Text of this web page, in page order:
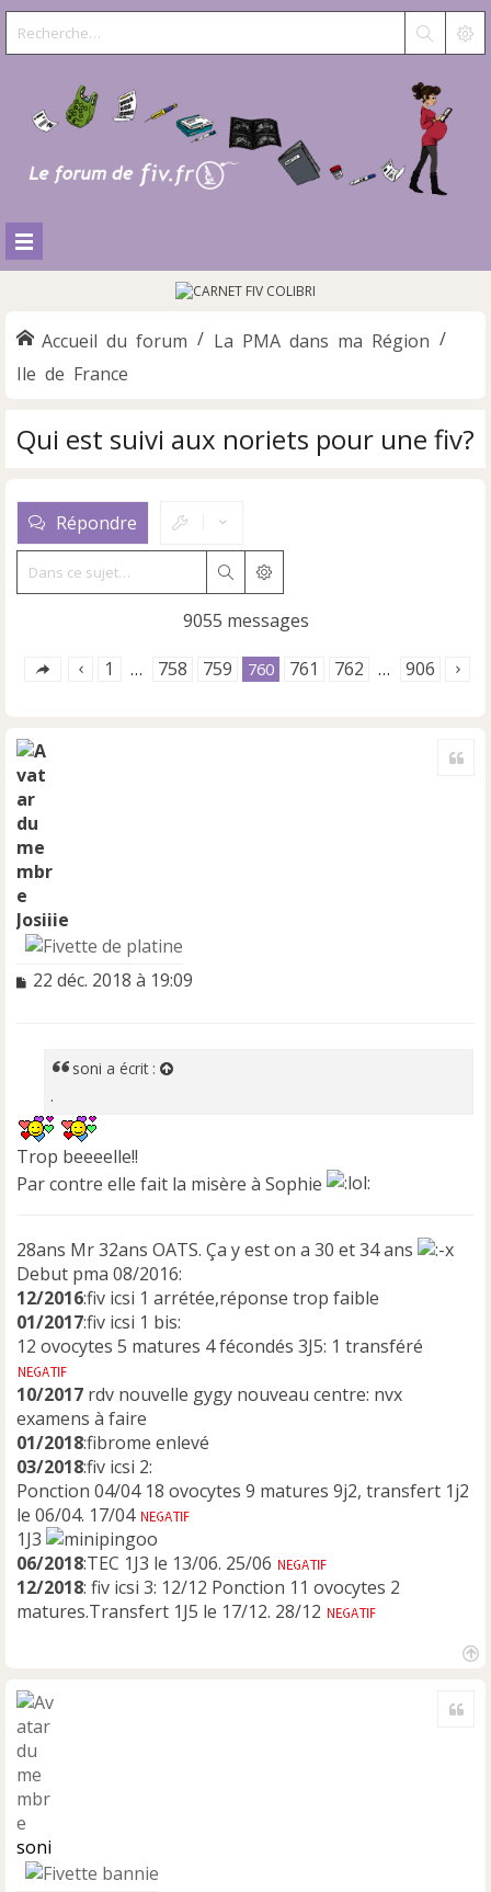
Accueil du forum
La PMA dans ma Région
Ile de France
Qui est suivi aux noriets pour une fiv?
Répondre
RechercherRecherche avancée
9055 messages
1 … 758 759 760 761 762 … 906
Josiiie
M
n
o
n
l
22 déc. 2018 à 19:09
soni a écrit :
.
Trop beeeelle!!
Par contre elle fait la misère à Sophie
28ans Mr 32ans OATS. Ça y est on a 30 et 34 ans
Debut pma 08/2016:
12/2016:fiv icsi 1 arrétée,réponse trop faible
01/2017:fiv icsi 1 bis:
12 ovocytes 5 matures 4 fécondés 3J5: 1 transféré
10/2017 rdv nouvelle gygy nouveau centre: nvx
examens à faire
01/2018:fibrome enlevé
03/2018:fiv icsi 2:
Ponction 04/04 18 ovocytes 9 matures 9j2, transfert 1j2
le 06/04. 17/04
1J3
06/2018:TEC 1J3 le 13/06. 25/06
12/2018: fiv icsi 3: 12/12 Ponction 11 ovocytes 2
matures.Transfert 1J5 le 17/12. 28/12
soni